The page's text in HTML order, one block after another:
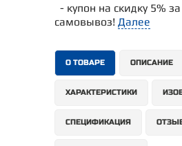
- купон на скидку 5%
самовывоз! Далее
О ТОВАРЕ ОПИСАНИЕ
ХАРАКТЕРИСТИКИ
СПЕЦИФИКАЦИЯ